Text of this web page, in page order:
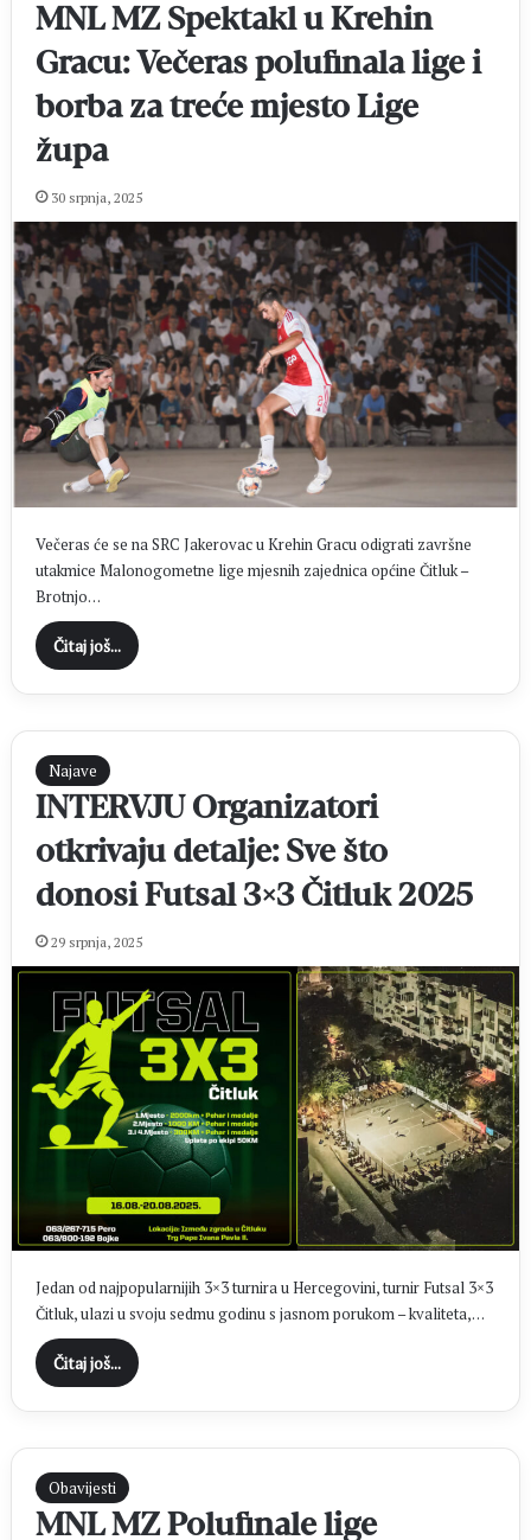
MNL MZ Spektakl u Krehin
Gracu: Večeras polufinala lige i
borba za treće mjesto Lige
župa
30 srpnja, 2025
Večeras će se na SRC Jakerovac u Krehin Gracu odigrati završne
utakmice Malonogometne lige mjesnih zajednica općine Čitluk –
Brotnjo…
Čitaj još...
Najave
INTERVJU Organizatori
otkrivaju detalje: Sve što
donosi Futsal 3×3 Čitluk 2025
29 srpnja, 2025
Jedan od najpopularnijih 3×3 turnira u Hercegovini, turnir Futsal 3×3
Čitluk, ulazi u svoju sedmu godinu s jasnom porukom – kvaliteta,…
Čitaj još...
Obavijesti
MNL MZ Polufinale lige